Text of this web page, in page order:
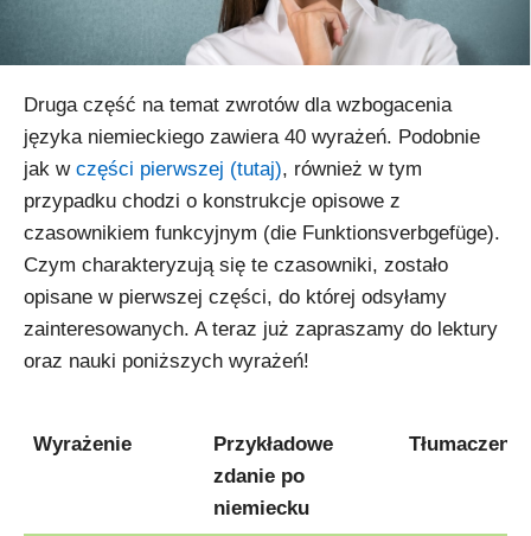
Druga część na temat zwrotów dla wzbogacenia
języka niemieckiego zawiera 40 wyrażeń. Podobnie
jak w części pierwszej (tutaj), również w tym
przypadku chodzi o konstrukcje opisowe z
czasownikiem funkcyjnym (die Funktionsverbgefüge).
Czym charakteryzują się te czasowniki, zostało
opisane w pierwszej części, do której odsyłamy
zainteresowanych. A teraz już zapraszamy do lektury
oraz nauki poniższych wyrażeń!
Wyrażenie
Przykładowe
zdanie po
niemiecku
Tłumaczenie